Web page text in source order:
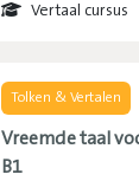
Vertaal cursus
Tolken & Vertalen
Vreemde taal
B1